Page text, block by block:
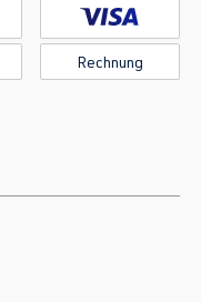
Rechnung